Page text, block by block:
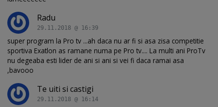
Radu
29.11.2018 @ 16:39
super program la Pro tv ...ah daca nu ar fi si asa zisa competitie
sportiva Exatlon as ramane numa pe Pro tv.... La multi ani ProTv
nu degeaba esti lider de ani si ani si vei fi daca ramai asa
,bavooo
Te uiti si castigi
29.11.2018 @ 16:14